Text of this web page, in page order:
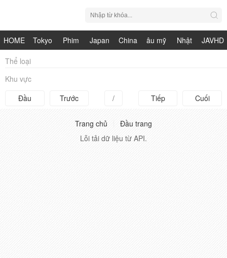
HOME
Tokyo
Phim
Japan
China
âu mỹ
Nhật
JAVHD
Thể loại
Khu vực
Đầu
Trước / Tiếp Cuối
Trang chủ
Đầu trang
Lỗi tải dữ liệu từ API.